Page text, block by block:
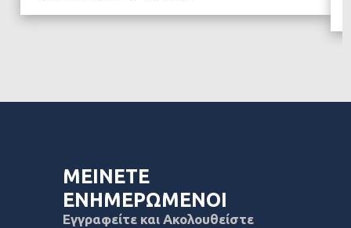
ΜΕΙΝΕΤΕ
ΕΝΗΜΕΡΩΜΕΝΟΙ
Εγγραφείτε και Ακολουθείστε